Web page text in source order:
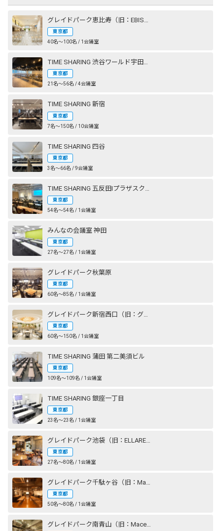
グレイドパーク恵比寿（旧：EBISU SHOW ROOM［エビスショールーム］）
東京都
40名〜100名 / 1会議室
TIME SHARING 渋谷ワールド宇田川ビル
東京都
21名〜56名 / 4会議室
TIME SHARING 新宿
東京都
7名〜150名 / 10会議室
TIME SHARING 四谷
東京都
3名〜66名 / 9会議室
東京都
54名〜54名 / 1会議室
みんなの会議室 神田
東京都
27名〜27名 / 1会議室
グレイドパーク秋葉原
東京都
60名〜85名 / 1会議室
東京都
60名〜150名 / 1会議室
TIME SHARING 蒲田 第二美須ビル
東京都
109名〜109名 / 1会議室
TIME SHARING 銀座一丁目
東京都
23名〜23名 / 1会議室
グレイドパーク池袋（旧：ELLARE）
東京都
27名〜80名 / 1会議室
グレイドパーク千駄ヶ谷（旧：Mace千駄ヶ谷）
東京都
50名〜80名 / 1会議室
グレイドパーク南青山（旧：Mace南青山）